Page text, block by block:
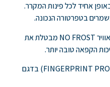
אחיד לכל פינות המקרר.
בטפרטורה הנכונה.
Total No-Frost- טכנולוגיית קירור אוויר NO FROST מבטלת את
הקפאה טובה יותר.
ציפוי VCM- דוחה טביעות אצבע (FINGERPRINT PROOF) בדגם